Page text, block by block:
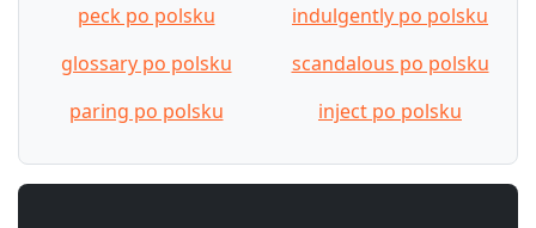
peck po polsku
indulgently po polsku
glossary po polsku
scandalous po polsku
paring po polsku
inject po polsku